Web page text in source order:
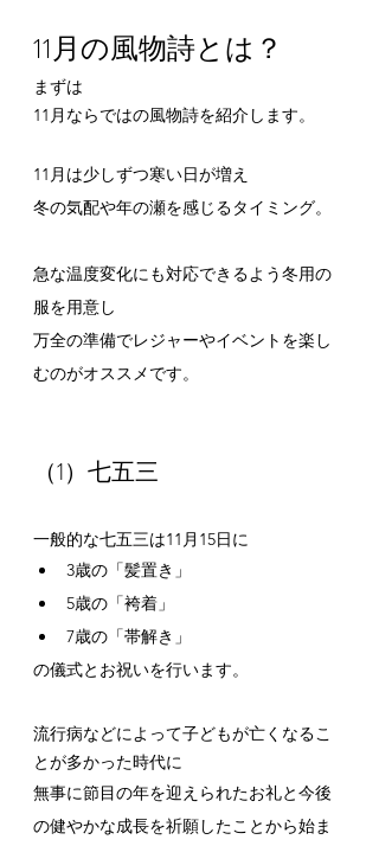
11月の風物詩とは？
まずは
11月ならではの風物詩を紹介します。
11月は少しずつ寒い日が増え
冬の気配や年の瀬を感じるタイミング。
急な温度変化にも対応できるよう冬用の
服を用意し
万全の準備でレジャーやイベントを楽し
むのがオススメです。
（1）七五三
一般的な七五三は11月15日に
3歳の「髪置き」
5歳の「袴着」
7歳の「帯解き」
の儀式とお祝いを行います。
流行病などによって子どもが亡くなるこ
とが多かった時代に
無事に節目の年を迎えられたお礼と今後
の健やかな成長を祈願したことから始ま